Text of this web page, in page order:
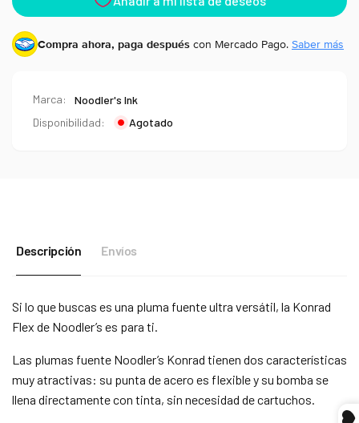
Compra ahora, paga después con Mercado Pago. Saber más
Marca:
Noodler's Ink
Disponibilidad:
Agotado
Descripción Envíos
Si lo que buscas es una pluma fuente ultra versátil, la Konrad
Flex de Noodler’s es para ti.
Las plumas fuente Noodler’s Konrad tienen dos características
muy atractivas: su punta de acero es flexible y su bomba se
llena directamente con tinta, sin necesidad de cartuchos.
Compra ahora y paga a meses